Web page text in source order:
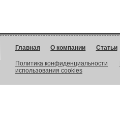
Главная О компании Статьи
Политика конфиденциальности
использования cookies